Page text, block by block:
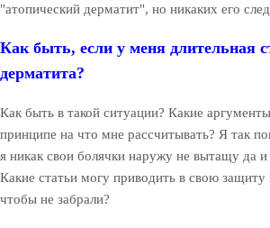
"атопический дерматит", но никаких его
Как быть, если у меня длительная
дерматита?
Как быть в такой ситуации? Какие
принципе на что мне рассчитывать? Я так
я никак свои болячки наружу не вытащу да и
Какие статьи могу приводить в свою защиту
чтобы не забрали?